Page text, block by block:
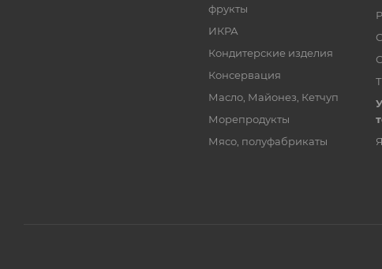
фрукты
ИКРА
Кондитерские изделия
Консервация
Масло, Майонез, Кетчуп
Морепродукты
Мясо, полуфабрикаты